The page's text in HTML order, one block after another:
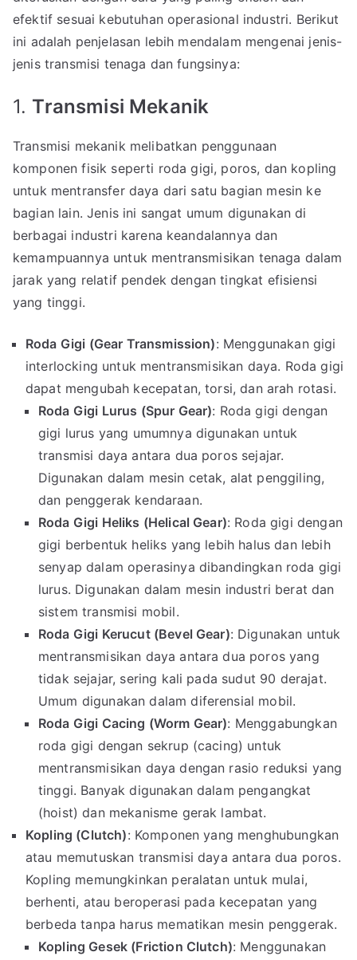
efektif sesuai kebutuhan operasional industri. Berikut
ini adalah penjelasan lebih mendalam mengenai jenis-
jenis transmisi tenaga dan fungsinya:
1. Transmisi Mekanik
Transmisi mekanik melibatkan penggunaan
komponen fisik seperti roda gigi, poros, dan kopling
untuk mentransfer daya dari satu bagian mesin ke
bagian lain. Jenis ini sangat umum digunakan di
berbagai industri karena keandalannya dan
kemampuannya untuk mentransmisikan tenaga dalam
jarak yang relatif pendek dengan tingkat efisiensi
yang tinggi.
Roda Gigi (Gear Transmission): Menggunakan gigi
interlocking untuk mentransmisikan daya. Roda gigi
dapat mengubah kecepatan, torsi, dan arah rotasi.
Roda Gigi Lurus (Spur Gear): Roda gigi dengan
gigi lurus yang umumnya digunakan untuk
transmisi daya antara dua poros sejajar.
Digunakan dalam mesin cetak, alat penggiling,
dan penggerak kendaraan.
Roda Gigi Heliks (Helical Gear): Roda gigi dengan
gigi berbentuk heliks yang lebih halus dan lebih
senyap dalam operasinya dibandingkan roda gigi
lurus. Digunakan dalam mesin industri berat dan
sistem transmisi mobil.
Roda Gigi Kerucut (Bevel Gear): Digunakan untuk
mentransmisikan daya antara dua poros yang
tidak sejajar, sering kali pada sudut 90 derajat.
Umum digunakan dalam diferensial mobil.
Roda Gigi Cacing (Worm Gear): Menggabungkan
roda gigi dengan sekrup (cacing) untuk
mentransmisikan daya dengan rasio reduksi yang
tinggi. Banyak digunakan dalam pengangkat
(hoist) dan mekanisme gerak lambat.
Kopling (Clutch): Komponen yang menghubungkan
atau memutuskan transmisi daya antara dua poros.
Kopling memungkinkan peralatan untuk mulai,
berhenti, atau beroperasi pada kecepatan yang
berbeda tanpa harus mematikan mesin penggerak.
Kopling Gesek (Friction Clutch): Menggunakan